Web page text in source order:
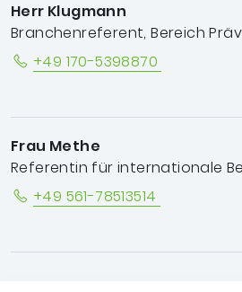
Herr Klugmann
Branchenreferent, Bereich
+49 170-5398870
Frau Methe
Referentin für internationale
+49 561-78513514